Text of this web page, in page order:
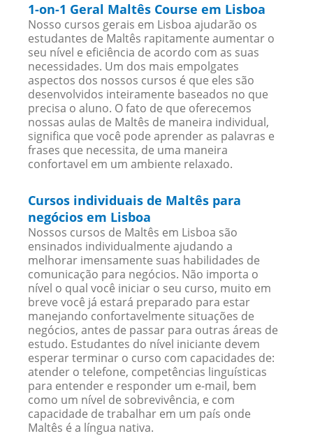
1-on-1 Geral Maltês Course em Lisboa
Nosso cursos gerais em Lisboa ajudarão os
estudantes de Maltês rapitamente aumentar o
seu nível e eficiência de acordo com as suas
necessidades. Um dos mais empolgates
aspectos dos nossos cursos é que eles são
desenvolvidos inteiramente baseados no que
precisa o aluno. O fato de que oferecemos
nossas aulas de Maltês de maneira individual,
significa que você pode aprender as palavras e
frases que necessita, de uma maneira
confortavel em um ambiente relaxado.
Cursos individuais de Maltês para
negócios em Lisboa
Nossos cursos de Maltês em Lisboa são
ensinados individualmente ajudando a
melhorar imensamente suas habilidades de
comunicação para negócios. Não importa o
nível o qual você iniciar o seu curso, muito em
breve você já estará preparado para estar
manejando confortavelmente situações de
negócios, antes de passar para outras áreas de
estudo. Estudantes do nível iniciante devem
esperar terminar o curso com capacidades de:
atender o telefone, competências linguísticas
para entender e responder um e-mail, bem
como um nível de sobrevivência, e com
capacidade de trabalhar em um país onde
Maltês é a língua nativa.